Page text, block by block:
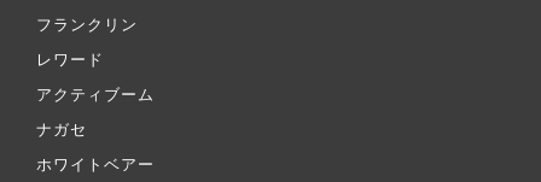
フランクリン
レワード
アクティブーム
ナガセ
ホワイトベアー